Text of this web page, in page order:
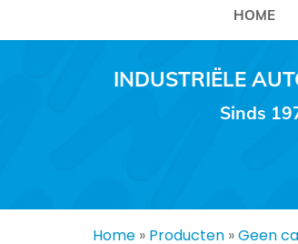
HOME
INDUSTRIËLE
Sinds
Home » Producten »Geen